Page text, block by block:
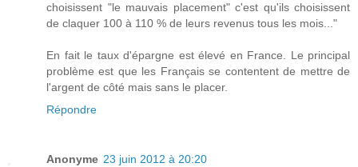
choisissent "le mauvais placement" c'est qu'ils choisissent
de claquer 100 à 110 % de leurs revenus tous les mois..."
En fait le taux d'épargne est élevé en France. Le principal
problème est que les Français se contentent de mettre de
l'argent de côté mais sans le placer.
Répondre
Anonyme 23 juin 2012 à 20:20